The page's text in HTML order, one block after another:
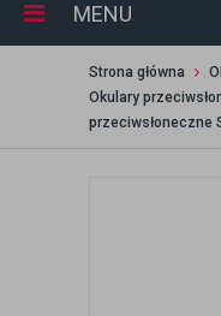
MENU
Strona główna
Okulary
przeciwsłoneczne